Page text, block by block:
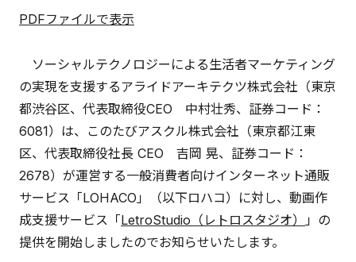
PDFファイルで表示
ソーシャルテクノロジーによる生活者マーケティング
の実現を支援するアライドアーキテクツ株式会社（東京
都渋谷区、代表取締役CEO 中村壮秀、証券コード：
6081）は、このたびアスクル株式会社（東京都江東
区、代表取締役社長 CEO 吉岡 晃、証券コード：
2678）が運営する一般消費者向けインターネット通販
サービス「LOHACO」（以下ロハコ）に対し、動画作
成支援サービス「LetroStudio（レトロスタジオ）
」の
提供を開始しましたのでお知らせいたします。